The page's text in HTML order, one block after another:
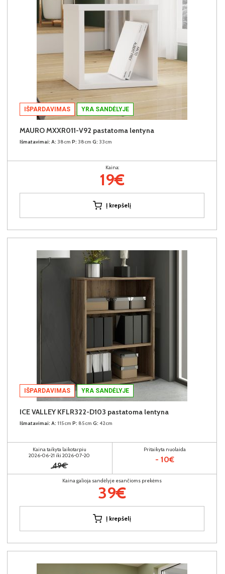
IŠPARDAVIMAS YRA SANDĖLYJE
MAURO MXXR011-V92 pastatoma lentyna
Išmatavimai: A: 38cm P: 38cm G: 33cm
Kaina:
19€
Į krepšelį
IŠPARDAVIMAS YRA SANDĖLYJE
ICE VALLEY KFLR322-D103 pastatoma lentyna
Išmatavimai: A: 115cm P: 85cm G: 42cm
Kaina taikyta laikotarpiu
2026-06-21 iki 2026-07-20
49€
Pritaikyta nuolaida
- 10€
Kaina galioja sandėlyje esančioms prekėms
39€
Į krepšelį